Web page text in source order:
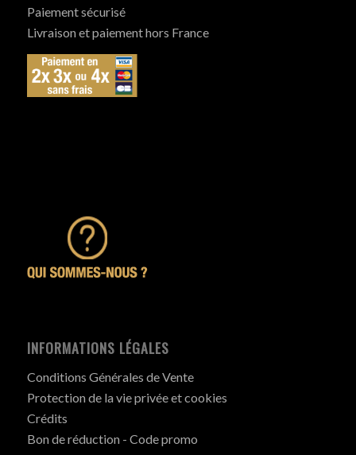
Paiement sécurisé
Livraison et paiement hors France
INFORMATIONS LÉGALES
Conditions Générales de Vente
Protection de la vie privée et cookies
Crédits
Bon de réduction - Code promo